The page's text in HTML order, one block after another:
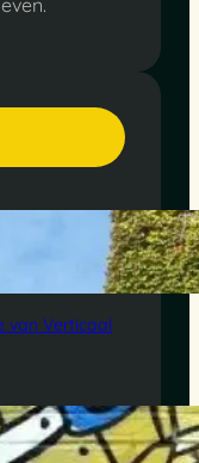
van Verticaal